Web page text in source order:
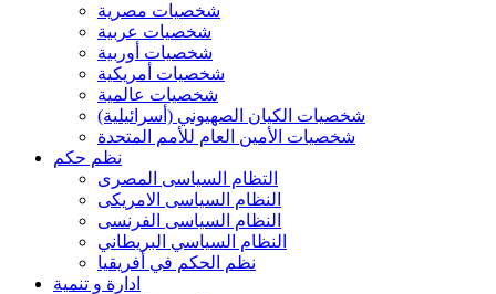
شخصيات مصرية
شخصيات عربية
شخصيات أوربية
شخصيات أمريكية
شخصيات عالمية
شخصيات الكيان الصهيوني (أسرائيلية)
شخصيات الأمين العام للأمم المتحدة
نظم حكم
التظام السياسى المصرى
النظام السياسى الامريكى
النظام السياسى الفرنسى
النظام السياسي البريطاني
نظم الحكم في أفريقيا
ادارة و تنمية